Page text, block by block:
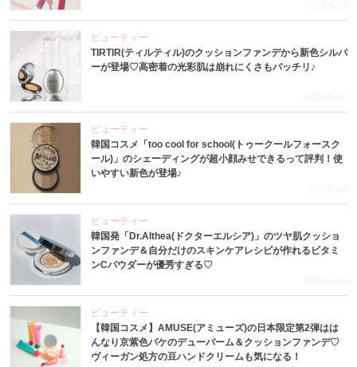
2023.5.15
ビューティー
TIRTIR(ティルティル)のクッションファンデから新色シルバ
ーが登場♡高密着の光彩肌は崩れにくさもバッチリ♪
2023.5.10
ビューティー
韓国コスメ「too cool for school(トゥークールフォースク
ール)」のシェーディングが超小顔みせできるって評判！使
いやすい新色が登場♪
2023.5.4
ビューティー
韓国発「Dr.Althea(ドクターエルシア)」のツヤ肌クッショ
ンファンデ＆自分だけのスキンケアレシピが作れるビタミ
ンCパウダーが優秀すぎる♡
2023.4.20
ビューティー
【韓国コスメ】AMUSE(アミューズ)の日本限定第2弾はは
んなり京紫色パケのデューバーム＆クッションファンデ♡
ヴィーガン処方の豆ハンドクリームも気になる！